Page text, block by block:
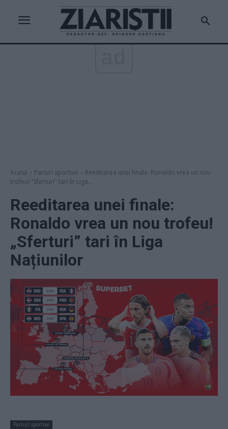
Acasă Pariuri sportive
Reeditarea unei finale: Ronaldo vrea un nou
trofeu! "Sferturi" tari în Liga...
Reeditarea unei finale:
Ronaldo vrea un nou trofeu!
„Sferturi” tari în Liga
Națiunilor
Pariuri sportive